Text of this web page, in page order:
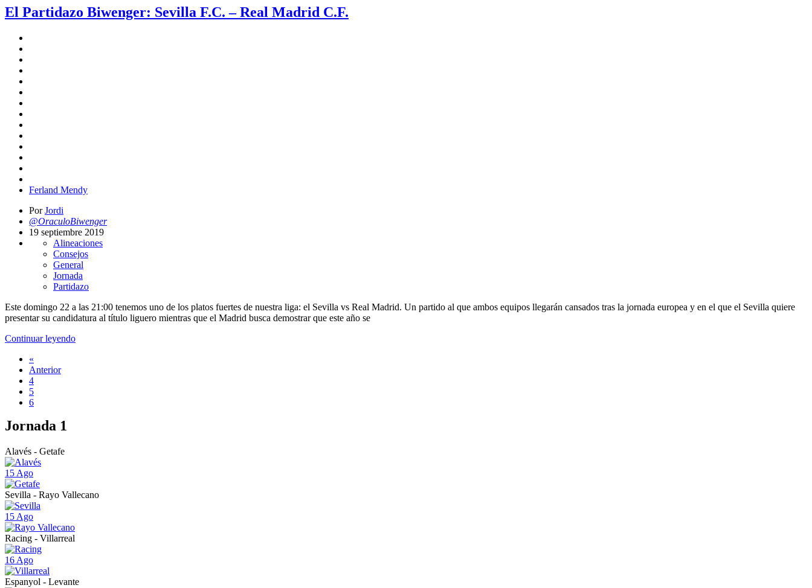
El Partidazo Biwenger: Sevilla F.C. – Real Madrid C.F.
Ferland Mendy
PorJordi
@OraculoBiwenger
19 septiembre 2019
Alineaciones
Consejos
General
Jornada
Partidazo
Este domingo 22 a las 21:00 tenemos uno de los platos fuertes de nuestra liga: el Sevilla vs Real Madrid. Un partido al que ambos equipos llegarán cansados tras la jornada europea y en el que el Sevilla quiere
presentar su candidatura al título liguero mientras que el Madrid busca demostrar que este año se
Continuar leyendo
«
Anterior
4
5
6
Jornada 1
Alavés - Getafe
15 Ago
Sevilla - Rayo Vallecano
15 Ago
Racing - Villarreal
16 Ago
Espanyol - Levante